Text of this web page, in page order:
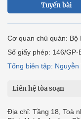
Tuyến bài
Cơ quan chủ quản: Bộ
Số giấy phép: 146/
Tổng biên tập: Nguyễn
Liên hệ tòa soạn
Địa chỉ: Tầng 18, Toà